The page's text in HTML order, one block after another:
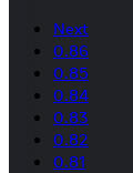
Next
0.86
0.85
0.84
0.83
0.82
0.81